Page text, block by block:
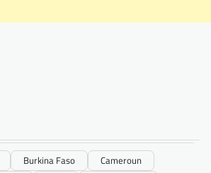
Burkina Faso
Cameroun